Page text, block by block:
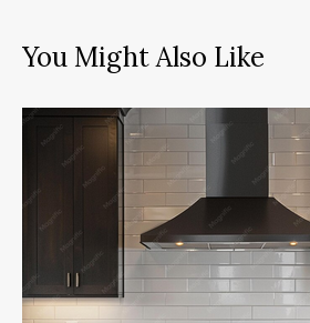
You Might Also Like